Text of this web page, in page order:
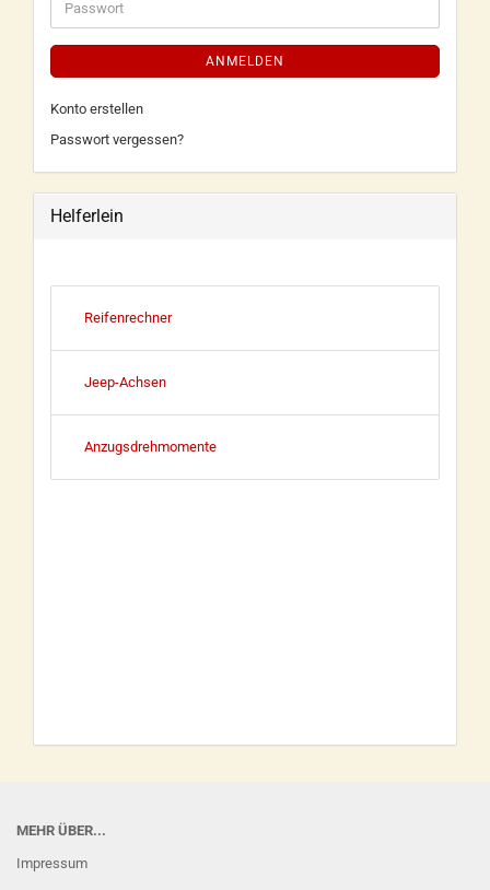
ANMELDEN
Konto erstellen
Passwort vergessen?
Helferlein
Reifenrechner
Jeep-Achsen
Anzugsdrehmomente
MEHR ÜBER...
Impressum